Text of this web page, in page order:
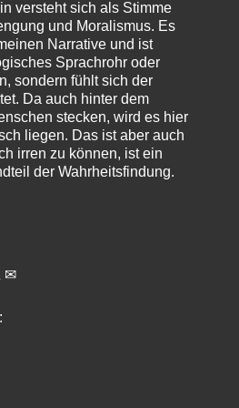
etwas halbwegs vernünftiges zuvsagen
Abschussliste.
auch gleich sauer aufgestoßen...... - die
Krieg auf, den es seit Jahren
oder Kiesewetter, da besteht dann keine
Ihre Argumentation teile ich, soweit
Achcar, The Arabs and the Holocaust,
versteht sich als Stimme
und Moralismus. Es
Narrative und ist
Sprachrohr oder
sondern fühlt sich der
Da auch hinter dem
stecken, wird es hier
liegen. Das ist aber auch
irren zu können, ist ein
der Wahrheitsfindung.
✉